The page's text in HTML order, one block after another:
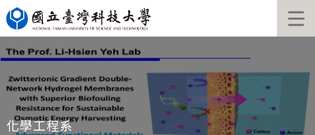
跳
到
主
要
內
容
區
化學工程系